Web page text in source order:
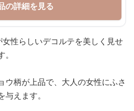
の詳細を見る
性らしいデコルテを美しく見せ
ウ柄が上品で、大人の女性にふさ
えます。